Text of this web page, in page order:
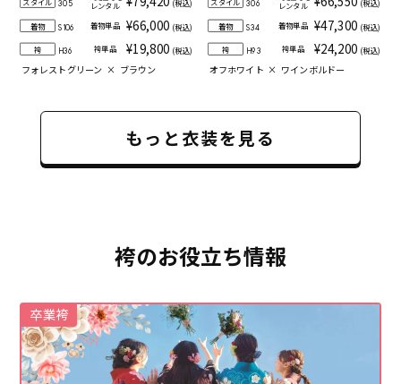
305
レンタル
(税込)
着物 S106 着物単品 ¥66,000 (税込)
袴 H36 袴単品 ¥19,800 (税込)
フォレストグリーン × ブラウン
306
レンタル
(税込)
着物 S34 着物単品 ¥47,300 (税込)
袴 H93 袴単品 ¥24,200 (税込)
オフホワイト × ワインボルドー
もっと衣装を見る
袴のお役立ち情報
卒業袴